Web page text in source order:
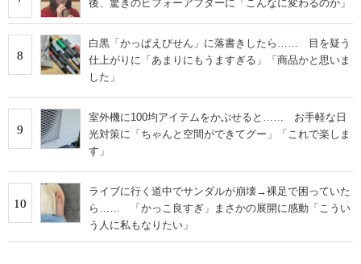
後、驚きのビフォーアフターに「こんなに変わるのか」
8
白黒「かっぱえびせん」に落書きしたら…… 目を疑う
仕上がりに「あまりにもうますぎる」「商品かと思いま
した」
9
室外機に100均アイテムをかぶせると…… お手軽な日
光対策に「ちゃんと空間ができてグー」「これで楽しま
す」
10
ライブに行く道中でサンダルが崩壊→裸足で困っていた
ら…… 「かっこ良すぎ」まさかの展開に感動「こうい
う人に私もなりたい」